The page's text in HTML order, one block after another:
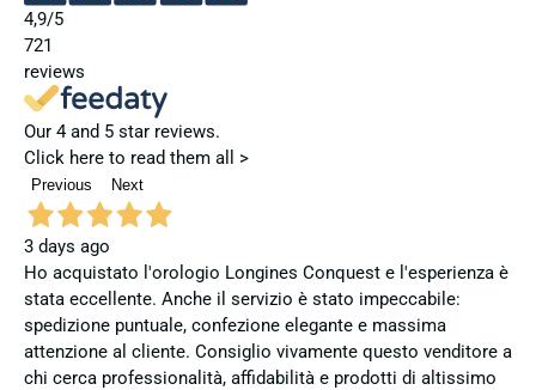
4,9/5
721
reviews
Our 4 and 5 star reviews.
Click here to read them all >
Previous Next
3 days ago
Ho acquistato l'orologio Longines Conquest e l'esperienza è
stata eccellente. Anche il servizio è stato impeccabile:
spedizione puntuale, confezione elegante e massima
attenzione al cliente. Consiglio vivamente questo venditore a
chi cerca professionalità, affidabilità e prodotti di altissimo